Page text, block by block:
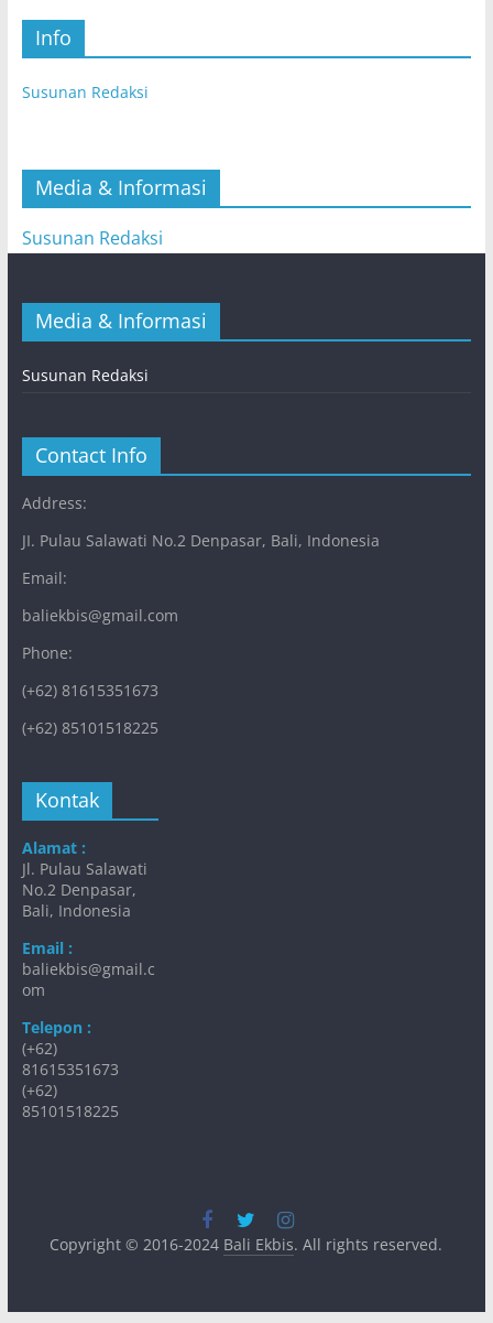
Info
Susunan Redaksi
Media & Informasi
Susunan Redaksi
Media & Informasi
Susunan Redaksi
Contact Info
Address:
JI. Pulau Salawati No.2 Denpasar, Bali, Indonesia
Email:
baliekbis@gmail.com
Phone:
(+62) 81615351673
(+62) 85101518225
Kontak
Alamat :
Jl. Pulau Salawati
No.2 Denpasar,
Bali, Indonesia
Email :
baliekbis@gmail.c
om
Telepon :
(+62)
81615351673
(+62)
85101518225
Copyright © 2016-2024 Bali Ekbis. All rights reserved.